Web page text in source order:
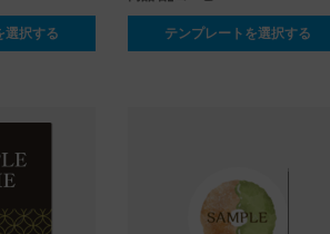
選択する テンプレートを選択する